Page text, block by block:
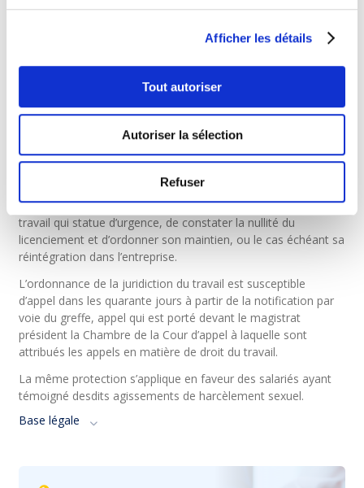
Afficher les détails
Tout autoriser
Autoriser la sélection
Refuser
De même, aucun salarié ne peut faire l’objet de représailles
pour avoir témoigné des agissements de harcèlement sexuel
notamment toute résiliation du contrat de travail en violation
de ces règles, est nul de plein droit. Cette nullité doit
néanmoins être invoquée par le salarié concerné devant le
dans les quinze jours qui suivent la notification de la
résiliation, par simple requête au président de la juridiction du
travail qui statue d’urgence, de constater la nullité du
licenciement et d’ordonner son maintien, ou le cas échéant sa
réintégration dans l’entreprise.
L’ordonnance de la juridiction du travail est susceptible
d’appel dans les quarante jours à partir de la notification par
voie du greffe, appel qui est porté devant le magistrat
président la Chambre de la Cour d’appel à laquelle sont
attribués les appels en matière de droit du travail.
La même protection s’applique en faveur des salariés ayant
témoigné desdits agissements de harcèlement sexuel.
Base légale